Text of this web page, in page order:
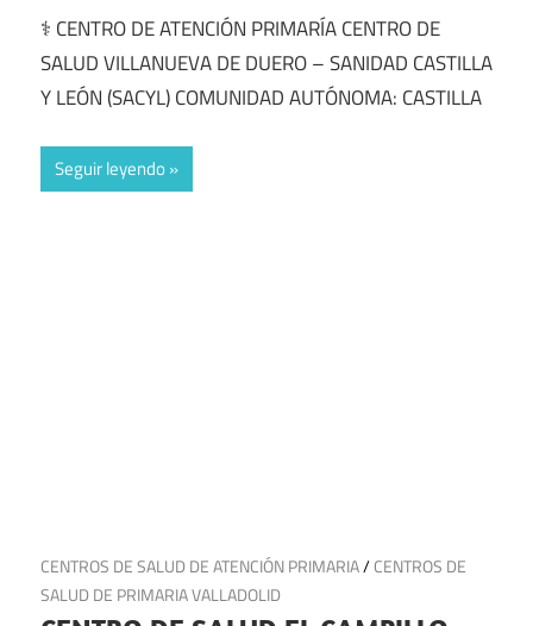
⚕️ CENTRO DE ATENCIÓN PRIMARÍA CENTRO DE
SALUD VILLANUEVA DE DUERO – SANIDAD CASTILLA
Y LEÓN (SACYL) COMUNIDAD AUTÓNOMA: CASTILLA
Seguir leyendo
26 de junio de 2025
CENTROS DE SALUD DE ATENCIÓN PRIMARIA/CENTROS DE
SALUD DE PRIMARIA VALLADOLID